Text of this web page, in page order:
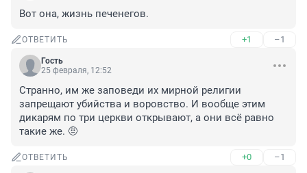
Вот она, жизнь печенегов.
ОТВЕТИТЬ +1 –1
Гость
25 февраля, 12:52
Странно, им же заповеди их мирной религии
запрещают убийства и воровство. И вообще этим
дикарям по три церкви открывают, а они всё равно
такие же. 🤨
ОТВЕТИТЬ +0 –1